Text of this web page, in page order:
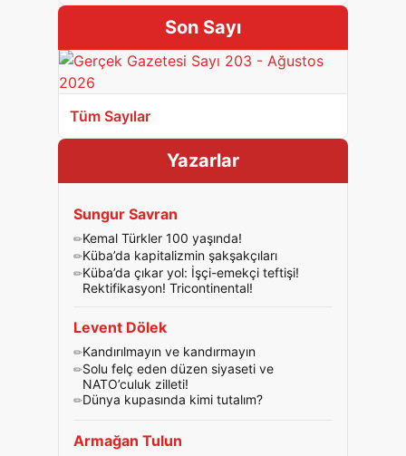
Son Sayı
Tüm Sayılar
Yazarlar
Sungur Savran
Kemal Türkler 100 yaşında!
Küba’da kapitalizmin şakşakçıları
Küba’da çıkar yol: İşçi-emekçi teftişi!
Rektifikasyon! Tricontinental!
Levent Dölek
Kandırılmayın ve kandırmayın
Solu felç eden düzen siyaseti ve
NATO’culuk zilleti!
Dünya kupasında kimi tutalım?
Armağan Tulun